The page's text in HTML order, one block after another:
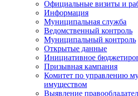
Официальные визиты и
Информация
Муниципальная служба
Ведомственный контроль
Муниципальный контроль
Открытые данные
Инициативное
Призывная кампания
Комитет по управлению
имуществом
Выявление